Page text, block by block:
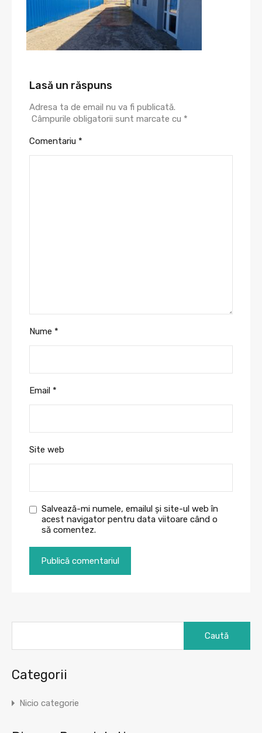
Lasă un răspuns
Adresa ta de email nu va fi publicată.
Câmpurile obligatorii sunt marcate cu *
Comentariu *
Nume *
Email *
Site web
Salvează-mi numele, emailul și site-ul web în
acest navigator pentru data viitoare când o
să comentez.
Categorii
Nicio categorie